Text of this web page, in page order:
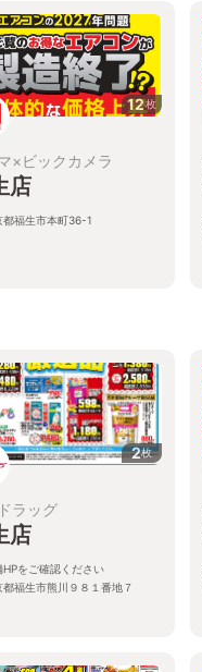
12枚
×ビックカメラ
店
都福生市本町36-1
2枚
ラッグ
店
HPをご確認ください
都福生市熊川９８１番地７